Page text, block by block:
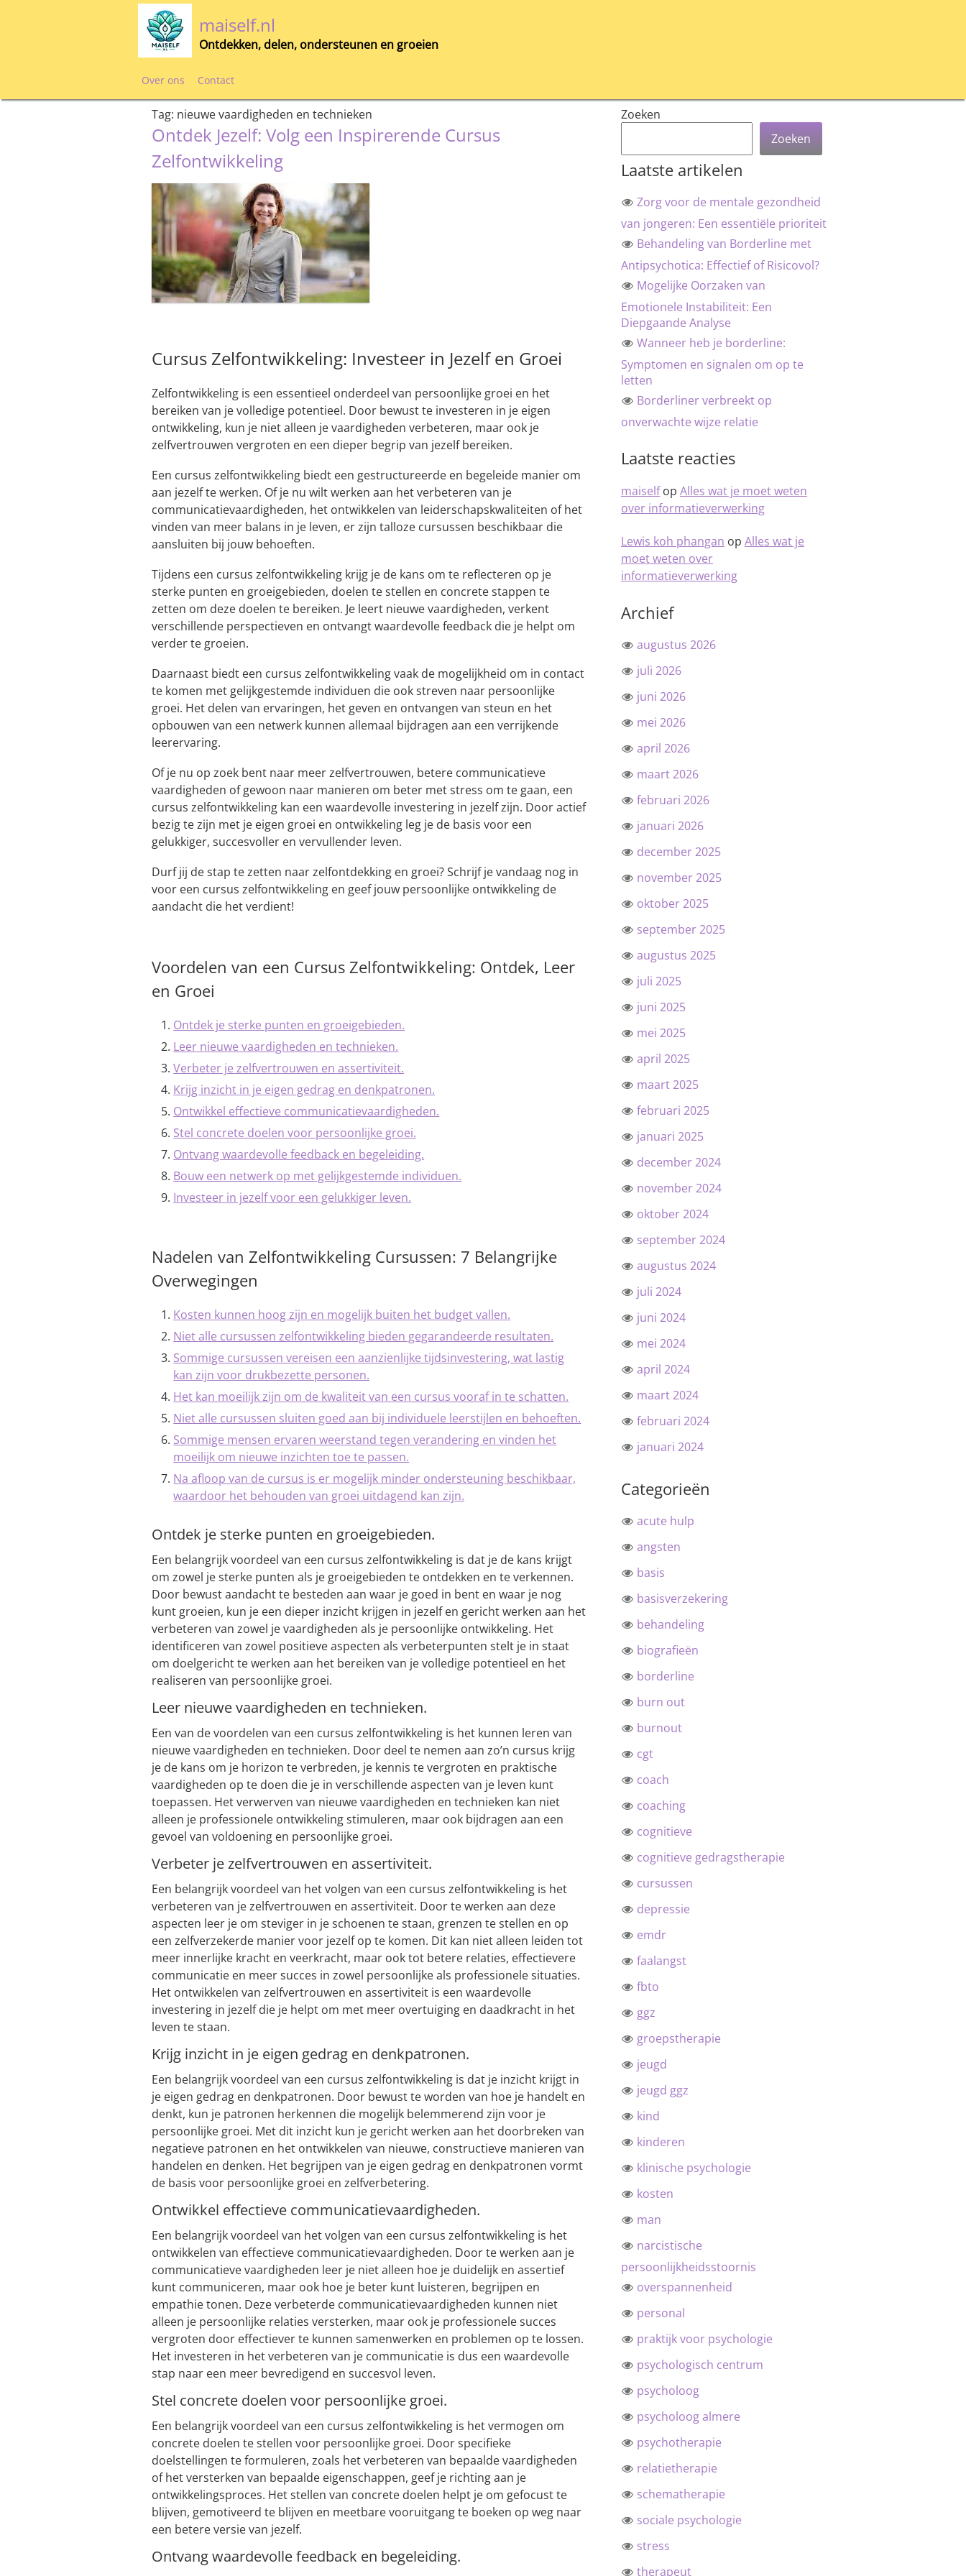
maiself.nl
Ontdekken, delen, ondersteunen en groeien
Over ons Contact
Tag: nieuwe vaardigheden en technieken
Ontdek Jezelf: Volg een Inspirerende Cursus
Zelfontwikkeling
Cursus Zelfontwikkeling: Investeer in Jezelf en Groei
Zelfontwikkeling is een essentieel onderdeel van persoonlijke groei en het
bereiken van je volledige potentieel. Door bewust te investeren in je eigen
ontwikkeling, kun je niet alleen je vaardigheden verbeteren, maar ook je
zelfvertrouwen vergroten en een dieper begrip van jezelf bereiken.
Een cursus zelfontwikkeling biedt een gestructureerde en begeleide manier om
aan jezelf te werken. Of je nu wilt werken aan het verbeteren van je
communicatievaardigheden, het ontwikkelen van leiderschapskwaliteiten of het
vinden van meer balans in je leven, er zijn talloze cursussen beschikbaar die
aansluiten bij jouw behoeften.
Tijdens een cursus zelfontwikkeling krijg je de kans om te reflecteren op je
sterke punten en groeigebieden, doelen te stellen en concrete stappen te
zetten om deze doelen te bereiken. Je leert nieuwe vaardigheden, verkent
verschillende perspectieven en ontvangt waardevolle feedback die je helpt om
verder te groeien.
Daarnaast biedt een cursus zelfontwikkeling vaak de mogelijkheid om in contact
te komen met gelijkgestemde individuen die ook streven naar persoonlijke
groei. Het delen van ervaringen, het geven en ontvangen van steun en het
opbouwen van een netwerk kunnen allemaal bijdragen aan een verrijkende
leerervaring.
Of je nu op zoek bent naar meer zelfvertrouwen, betere communicatieve
vaardigheden of gewoon naar manieren om beter met stress om te gaan, een
cursus zelfontwikkeling kan een waardevolle investering in jezelf zijn. Door actief
bezig te zijn met je eigen groei en ontwikkeling leg je de basis voor een
gelukkiger, succesvoller en vervullender leven.
Durf jij de stap te zetten naar zelfontdekking en groei? Schrijf je vandaag nog in
voor een cursus zelfontwikkeling en geef jouw persoonlijke ontwikkeling de
aandacht die het verdient!
Voordelen van een Cursus Zelfontwikkeling: Ontdek, Leer
en Groei
Ontdek je sterke punten en groeigebieden.
Leer nieuwe vaardigheden en technieken.
Verbeter je zelfvertrouwen en assertiviteit.
Krijg inzicht in je eigen gedrag en denkpatronen.
Ontwikkel effectieve communicatievaardigheden.
Stel concrete doelen voor persoonlijke groei.
Ontvang waardevolle feedback en begeleiding.
Bouw een netwerk op met gelijkgestemde individuen.
Investeer in jezelf voor een gelukkiger leven.
Nadelen van Zelfontwikkeling Cursussen: 7 Belangrijke
Overwegingen
Kosten kunnen hoog zijn en mogelijk buiten het budget vallen.
Niet alle cursussen zelfontwikkeling bieden gegarandeerde resultaten.
Sommige cursussen vereisen een aanzienlijke tijdsinvestering, wat lastig
kan zijn voor drukbezette personen.
Het kan moeilijk zijn om de kwaliteit van een cursus vooraf in te schatten.
Niet alle cursussen sluiten goed aan bij individuele leerstijlen en behoeften.
Sommige mensen ervaren weerstand tegen verandering en vinden het
moeilijk om nieuwe inzichten toe te passen.
Na afloop van de cursus is er mogelijk minder ondersteuning beschikbaar,
waardoor het behouden van groei uitdagend kan zijn.
Ontdek je sterke punten en groeigebieden.
Een belangrijk voordeel van een cursus zelfontwikkeling is dat je de kans krijgt
om zowel je sterke punten als je groeigebieden te ontdekken en te verkennen.
Door bewust aandacht te besteden aan waar je goed in bent en waar je nog
kunt groeien, kun je een dieper inzicht krijgen in jezelf en gericht werken aan het
verbeteren van zowel je vaardigheden als je persoonlijke ontwikkeling. Het
identificeren van zowel positieve aspecten als verbeterpunten stelt je in staat
om doelgericht te werken aan het bereiken van je volledige potentieel en het
realiseren van persoonlijke groei.
Leer nieuwe vaardigheden en technieken.
Een van de voordelen van een cursus zelfontwikkeling is het kunnen leren van
nieuwe vaardigheden en technieken. Door deel te nemen aan zo’n cursus krijg
je de kans om je horizon te verbreden, je kennis te vergroten en praktische
vaardigheden op te doen die je in verschillende aspecten van je leven kunt
toepassen. Het verwerven van nieuwe vaardigheden en technieken kan niet
alleen je professionele ontwikkeling stimuleren, maar ook bijdragen aan een
gevoel van voldoening en persoonlijke groei.
Verbeter je zelfvertrouwen en assertiviteit.
Een belangrijk voordeel van het volgen van een cursus zelfontwikkeling is het
verbeteren van je zelfvertrouwen en assertiviteit. Door te werken aan deze
aspecten leer je om steviger in je schoenen te staan, grenzen te stellen en op
een zelfverzekerde manier voor jezelf op te komen. Dit kan niet alleen leiden tot
meer innerlijke kracht en veerkracht, maar ook tot betere relaties, effectievere
communicatie en meer succes in zowel persoonlijke als professionele situaties.
Het ontwikkelen van zelfvertrouwen en assertiviteit is een waardevolle
investering in jezelf die je helpt om met meer overtuiging en daadkracht in het
leven te staan.
Krijg inzicht in je eigen gedrag en denkpatronen.
Een belangrijk voordeel van een cursus zelfontwikkeling is dat je inzicht krijgt in
je eigen gedrag en denkpatronen. Door bewust te worden van hoe je handelt en
denkt, kun je patronen herkennen die mogelijk belemmerend zijn voor je
persoonlijke groei. Met dit inzicht kun je gericht werken aan het doorbreken van
negatieve patronen en het ontwikkelen van nieuwe, constructieve manieren van
handelen en denken. Het begrijpen van je eigen gedrag en denkpatronen vormt
de basis voor persoonlijke groei en zelfverbetering.
Ontwikkel effectieve communicatievaardigheden.
Een belangrijk voordeel van het volgen van een cursus zelfontwikkeling is het
ontwikkelen van effectieve communicatievaardigheden. Door te werken aan je
communicatieve vaardigheden leer je niet alleen hoe je duidelijk en assertief
kunt communiceren, maar ook hoe je beter kunt luisteren, begrijpen en
empathie tonen. Deze verbeterde communicatievaardigheden kunnen niet
alleen je persoonlijke relaties versterken, maar ook je professionele succes
vergroten door effectiever te kunnen samenwerken en problemen op te lossen.
Het investeren in het verbeteren van je communicatie is dus een waardevolle
stap naar een meer bevredigend en succesvol leven.
Stel concrete doelen voor persoonlijke groei.
Een belangrijk voordeel van een cursus zelfontwikkeling is het vermogen om
concrete doelen te stellen voor persoonlijke groei. Door specifieke
doelstellingen te formuleren, zoals het verbeteren van bepaalde vaardigheden
of het versterken van bepaalde eigenschappen, geef je richting aan je
ontwikkelingsproces. Het stellen van concrete doelen helpt je om gefocust te
blijven, gemotiveerd te blijven en meetbare vooruitgang te boeken op weg naar
een betere versie van jezelf.
Ontvang waardevolle feedback en begeleiding.
Zoeken
Zoeken
Laatste artikelen
Zorg voor de mentale gezondheid
van jongeren: Een essentiële prioriteit
Behandeling van Borderline met
Antipsychotica: Effectief of Risicovol?
Mogelijke Oorzaken van
Emotionele Instabiliteit: Een
Diepgaande Analyse
Wanneer heb je borderline:
Symptomen en signalen om op te
letten
Borderliner verbreekt op
onverwachte wijze relatie
Laatste reacties
maiselfop Alles wat je moet weten
over informatieverwerking
Lewis koh phangan op Alles wat je
moet weten over
informatieverwerking
Archief
augustus 2026
juli 2026
juni 2026
mei 2026
april 2026
maart 2026
februari 2026
januari 2026
december 2025
november 2025
oktober 2025
september 2025
augustus 2025
juli 2025
juni 2025
mei 2025
april 2025
maart 2025
februari 2025
januari 2025
december 2024
november 2024
oktober 2024
september 2024
augustus 2024
juli 2024
juni 2024
mei 2024
april 2024
maart 2024
februari 2024
januari 2024
Categorieën
acute hulp
angsten
basis
basisverzekering
behandeling
biografieën
borderline
burn out
burnout
cgt
coach
coaching
cognitieve
cognitieve gedragstherapie
cursussen
depressie
emdr
faalangst
fbto
ggz
groepstherapie
jeugd
jeugd ggz
kind
kinderen
klinische psychologie
kosten
man
narcistische
persoonlijkheidsstoornis
overspannenheid
personal
praktijk voor psychologie
psychologisch centrum
psycholoog
psycholoog almere
psychotherapie
relatietherapie
schematherapie
sociale psychologie
stress
therapeut